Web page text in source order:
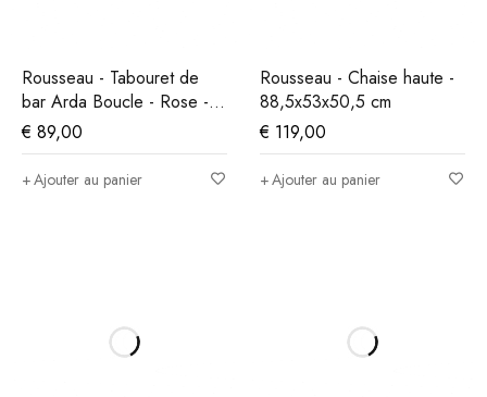
Rousseau - Tabouret de
bar Arda Boucle - Rose -
86x49x46 cm
€ 89,00
Ajouter au panier
Rousseau - Chaise haute -
88,5x53x50,5 cm
€ 119,00
Ajouter au panier